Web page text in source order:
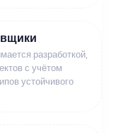
разработкой,
с учётом
устойчивого